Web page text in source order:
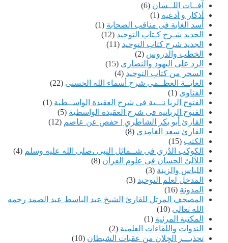
آفــات اللــسان(6)
أذكار و أدعية(1)
أُسد الغابة فى مناقب الصحابة(1)
الجديد شـرح كـتاب التوحيد(12)
الجديد شرح كتاب التوحيد(11)
الخطب والدروس(2)
الرد على اليهود والنصارى(15)
السحر من كتاب التوحيد(4)
الغايــة العظــمى شرح أسماء الله الحسنى(22)
الفتاوى(1)
الفتوح الربا نـــية فى شرح العقيدة الواســطية(1)
الفتوح الربانية فى شرح العقيدة الواسطية(5)
القارئ أبو بكر الشاطري | حفص عن عاصم(12)
القارئ سعد الغامدى(8)
الكتب(15)
الكوكب الدُري فى شــمائل النبى ،صلى الله عليه وسلم(4)
اللآلئ الحسان فى علوم القرآن(8)
اللباس والزينة(3)
المدخل لعلم التوحيد(3)
المدونة(16)
المصحف المرتل للقارئ الشيخ عبد الباسط عبد الصمد رحمه
الله تعالى(10)
المكتبة المرئية(1)
الندوات واللقاءات العلمية(2)
تحذيـــر الخٍلان من عقبات الشيطان(10)